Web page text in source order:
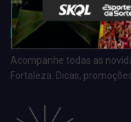
Acompanhe todas as
Fortaleza. Dicas,